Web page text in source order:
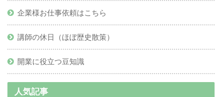
企業様お仕事依頼はこちら
講師の休日（ほぼ歴史散策）
開業に役立つ豆知識
人気記事